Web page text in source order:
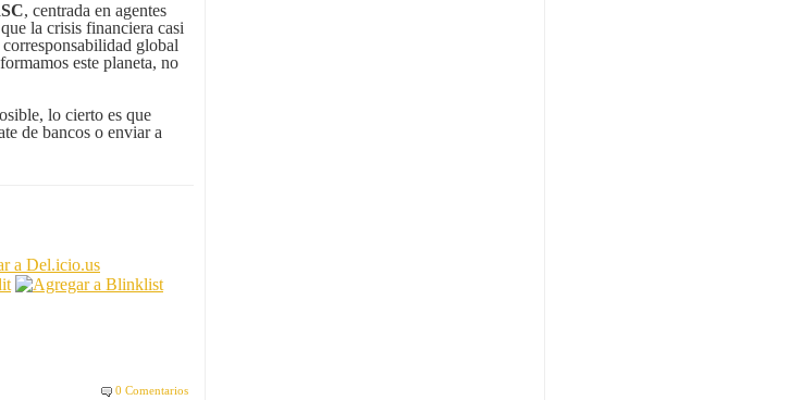
, centrada en agentes
la crisis financiera casi
global
este planeta, no
lo cierto es que
de bancos o enviar a
0 Comentarios